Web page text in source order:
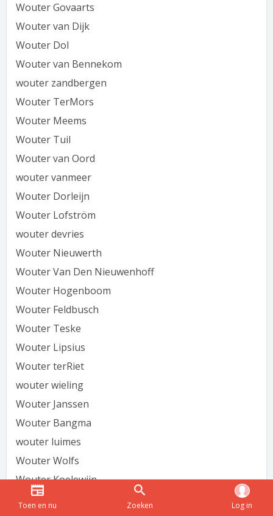
Wouter Govaarts
Wouter van Dijk
Wouter Dol
Wouter van Bennekom
wouter zandbergen
Wouter TerMors
Wouter Meems
Wouter Tuil
Wouter van Oord
wouter vanmeer
Wouter Dorleijn
Wouter Lofström
wouter devries
Wouter Nieuwerth
Wouter Van Den Nieuwenhoff
Wouter Hogenboom
Wouter Feldbusch
Wouter Teske
Wouter Lipsius
Wouter terRiet
wouter wieling
Wouter Janssen
Wouter Bangma
wouter luimes
Wouter Wolfs
Wouter Koelewijn
Wouter van Ham
Toen en nu Zoeken Log in